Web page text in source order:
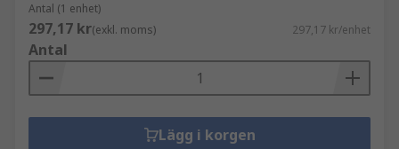
Antal (1 enhet)
297,17 kr(exkl. moms) 297,17 kr/enhet
Antal
Lägg i korgen